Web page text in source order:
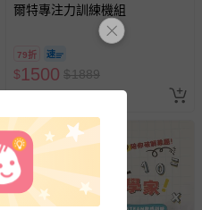
爾特專注力訓練機組
79折
$1500 $1889